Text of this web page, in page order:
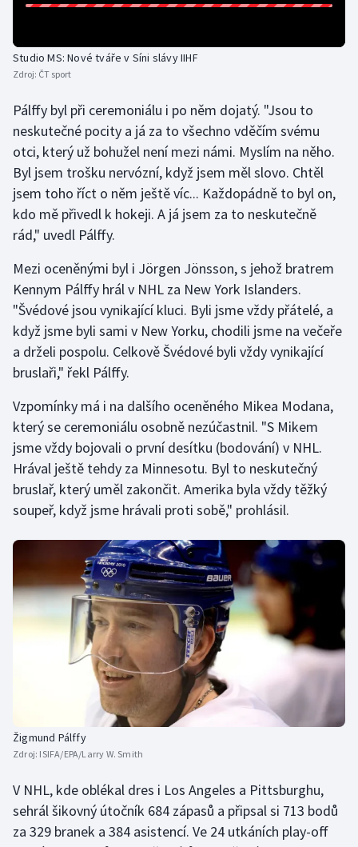
Short track
Sportovní střelba
Stolní tenis
Triatlon
Veslování
Volejbal
Ostatní
Studio MS: Nové tváře v Síni slávy IIHF
Zdroj: ČT sport
Pálffy byl při ceremoniálu i po něm dojatý. "Jsou to
neskutečné pocity a já za to všechno vděčím svému
otci, který už bohužel není mezi námi. Myslím na něho.
Byl jsem trošku nervózní, když jsem měl slovo. Chtěl
jsem toho říct o něm ještě víc... Každopádně to byl on,
kdo mě přivedl k hokeji. A já jsem za to neskutečně
rád," uvedl Pálffy.
Mezi oceněnými byl i Jörgen Jönsson, s jehož bratrem
Kennym Pálffy hrál v NHL za New York Islanders.
"Švédové jsou vynikající kluci. Byli jsme vždy přátelé, a
když jsme byli sami v New Yorku, chodili jsme na večeře
a drželi pospolu. Celkově Švédové byli vždy vynikající
bruslaři," řekl Pálffy.
Vzpomínky má i na dalšího oceněného Mikea Modana,
který se ceremoniálu osobně nezúčastnil. "S Mikem
jsme vždy bojovali o první desítku (bodování) v NHL.
Hrával ještě tehdy za Minnesotu. Byl to neskutečný
bruslař, který uměl zakončit. Amerika byla vždy těžký
soupeř, když jsme hrávali proti sobě," prohlásil.
Žigmund Pálffy
Zdroj: ISIFA/EPA/Larry W. Smith
V NHL, kde oblékal dres i Los Angeles a Pittsburghu,
sehrál šikovný útočník 684 zápasů a připsal si 713 bodů
za 329 branek a 384 asistencí. Ve 24 utkáních play-off